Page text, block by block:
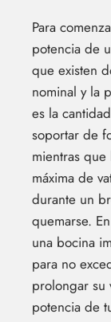
Para
potencia de
que existen
nominal y la
es la
soportar de
mientras
máxima de
durante un
quemarse.
una bocina
para no
prolongar su
potencia de